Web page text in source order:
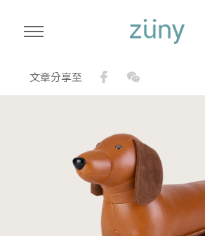
文章分享至 Facebook